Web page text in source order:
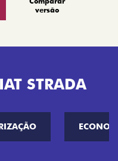
versão
STRADA